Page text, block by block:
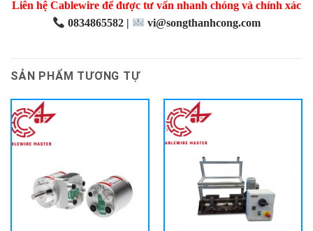
Liên hệ Cablewire để được tư vấn nhanh chóng và chính xác
0834865582 |
vi@songthanhcong.com
SẢN PHẨM TƯƠNG TỰ